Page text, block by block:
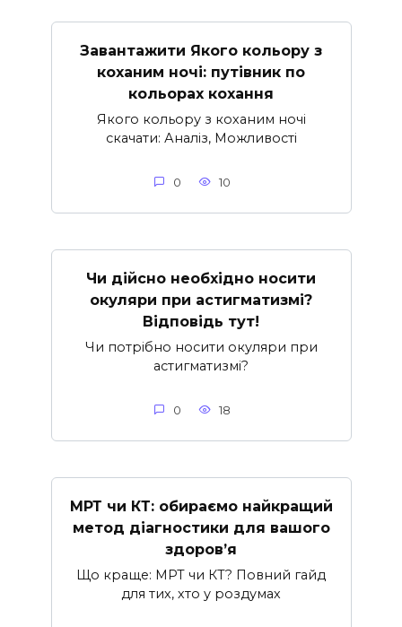
Завантажити Якого кольору з
коханим ночі: путівник по
кольорах кохання
Якого кольору з коханим ночі
скачати: Аналіз, Можливості
0 10
Чи дійсно необхідно носити
окуляри при астигматизмі?
Відповідь тут!
Чи потрібно носити окуляри при
астигматизмі?
0 18
МРТ чи КТ: обираємо найкращий
метод діагностики для вашого
здоров’я
Що краще: МРТ чи КТ? Повний гайд
для тих, хто у роздумах